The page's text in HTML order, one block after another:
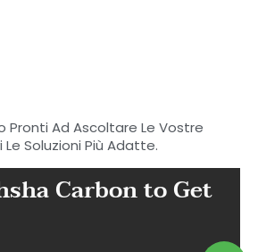
Pronti Ad Ascoltare Le Vostre
Le Soluzioni Più Adatte.
Carbon to Get